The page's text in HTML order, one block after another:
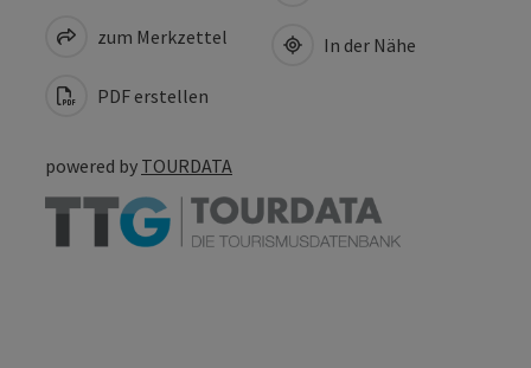
zum Merkzettel
PDF erstellen
In der Nähe
powered by TOURDATA